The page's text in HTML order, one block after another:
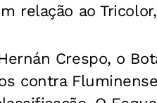
relação ao
Crespo, o
contra